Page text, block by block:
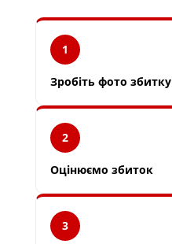
1
Зробіть фото збитку
2
Оцінюємо збиток
3